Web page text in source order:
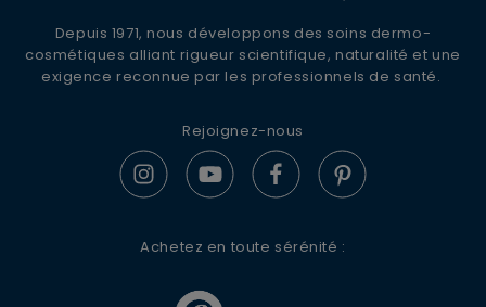
Inscrivez-vous à la newsletter Rivadouce
pour recevoir nos conseils d'experts, nos
actualités et offres spéciales.
S'ABONNER
Depuis 1971, nous développons des soins dermo-
cosmétiques alliant rigueur scientifique, naturalité et une
exigence reconnue par les professionnels de santé.
Rejoignez-nous
Achetez en toute sérénité :